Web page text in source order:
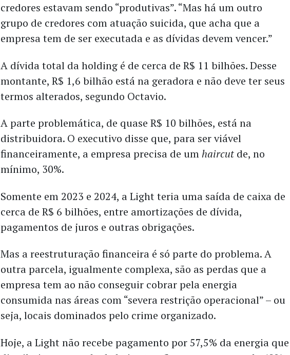
credores estavam sendo “produtivas”. “Mas há um outro
grupo de credores com atuação suicida, que acha que a
empresa tem de ser executada e as dívidas devem vencer.”
A dívida total da holding é de cerca de R$ 11 bilhões. Desse
montante, R$ 1,6 bilhão está na geradora e não deve ter seus
termos alterados, segundo Octavio.
A parte problemática, de quase R$ 10 bilhões, está na
distribuidora. O executivo disse que, para ser viável
financeiramente, a empresa precisa de umhaircut de, no
mínimo, 30%.
Somente em 2023 e 2024, a Light teria uma saída de caixa de
cerca de R$ 6 bilhões, entre amortizações de dívida,
pagamentos de juros e outras obrigações.
Mas a reestruturação financeira é só parte do problema. A
outra parcela, igualmente complexa, são as perdas que a
empresa tem ao não conseguir cobrar pela energia
consumida nas áreas com “severa restrição operacional” – ou
seja, locais dominados pelo crime organizado.
Hoje, a Light não recebe pagamento por 57,5% da energia que